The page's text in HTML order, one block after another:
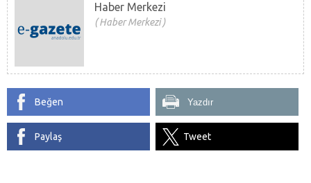
Haber Merkezi
Haber Merkezi
Beğen Yazdır
Paylaş Tweet